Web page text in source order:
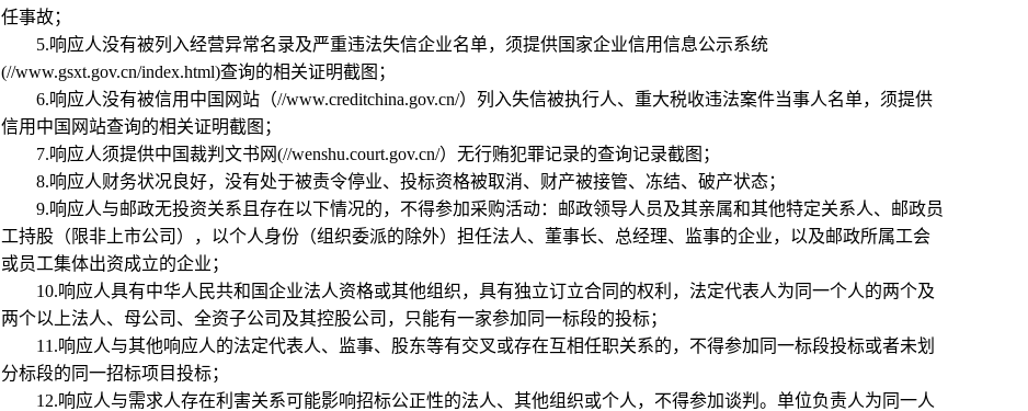
任事故；
5.响应人没有被列入经营异常名录及严重违法失信企业名单，须提供国家企业信用信息公示系统
(//www.gsxt.gov.cn/index.html)查询的相关证明截图；
6.响应人没有被信用中国网站（//www.creditchina.gov.cn/）列入失信被执行人、重大税收违法案件当事人名单，须提供
信用中国网站查询的相关证明截图；
7.响应人须提供中国裁判文书网(//wenshu.court.gov.cn/）无行贿犯罪记录的查询记录截图；
8.响应人财务状况良好，没有处于被责令停业、投标资格被取消、财产被接管、冻结、破产状态；
9.响应人与邮政无投资关系且存在以下情况的，不得参加采购活动：邮政领导人员及其亲属和其他特定关系人、邮政员
工持股（限非上市公司），以个人身份（组织委派的除外）担任法人、董事长、总经理、监事的企业，以及邮政所属工会
或员工集体出资成立的企业；
10.响应人具有中华人民共和国企业法人资格或其他组织，具有独立订立合同的权利，法定代表人为同一个人的两个及
两个以上法人、母公司、全资子公司及其控股公司，只能有一家参加同一标段的投标；
11.响应人与其他响应人的法定代表人、监事、股东等有交叉或存在互相任职关系的，不得参加同一标段投标或者未划
分标段的同一招标项目投标；
12.响应人与需求人存在利害关系可能影响招标公正性的法人、其他组织或个人，不得参加谈判。单位负责人为同一人